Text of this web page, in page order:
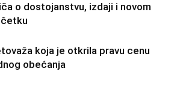
o dostojanstvu, izdaji i novom
koja je otkrila pravu cenu
obećanja